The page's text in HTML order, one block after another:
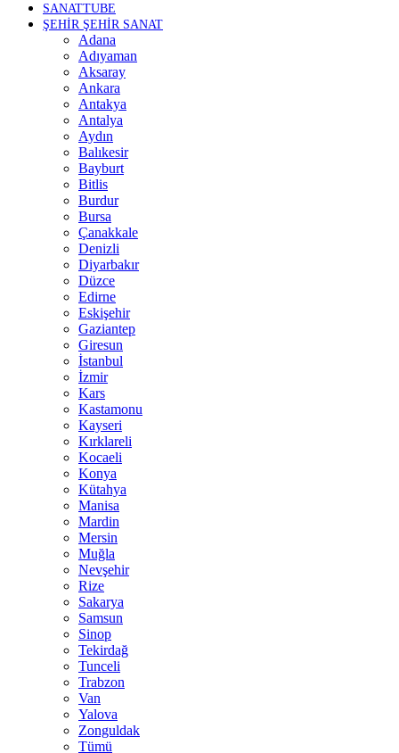
SANATTUBE
ŞEHİR ŞEHİR SANAT
Adana
Adıyaman
Aksaray
Ankara
Antakya
Antalya
Aydın
Balıkesir
Bayburt
Bitlis
Burdur
Bursa
Çanakkale
Denizli
Diyarbakır
Düzce
Edirne
Eskişehir
Gaziantep
Giresun
İstanbul
İzmir
Kars
Kastamonu
Kayseri
Kırklareli
Kocaeli
Konya
Kütahya
Manisa
Mardin
Mersin
Muğla
Nevşehir
Rize
Sakarya
Samsun
Sinop
Tekirdağ
Tunceli
Trabzon
Van
Yalova
Zonguldak
Tümü